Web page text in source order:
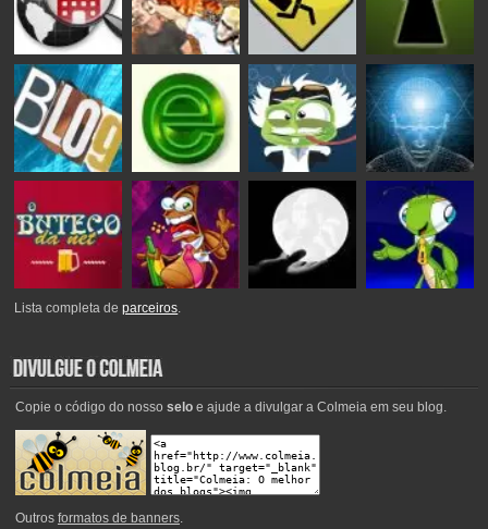
Lista completa deparceiros.
Copie o código do nosso seloe ajude a divulgar a Colmeia em seu blog.
Outros formatos de banners.